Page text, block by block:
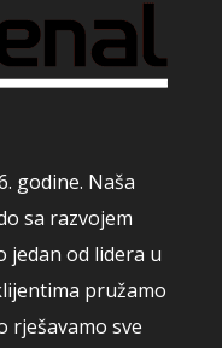
godine. Naša
sa razvojem
jedan od lidera u
pružamo
rješavamo sve